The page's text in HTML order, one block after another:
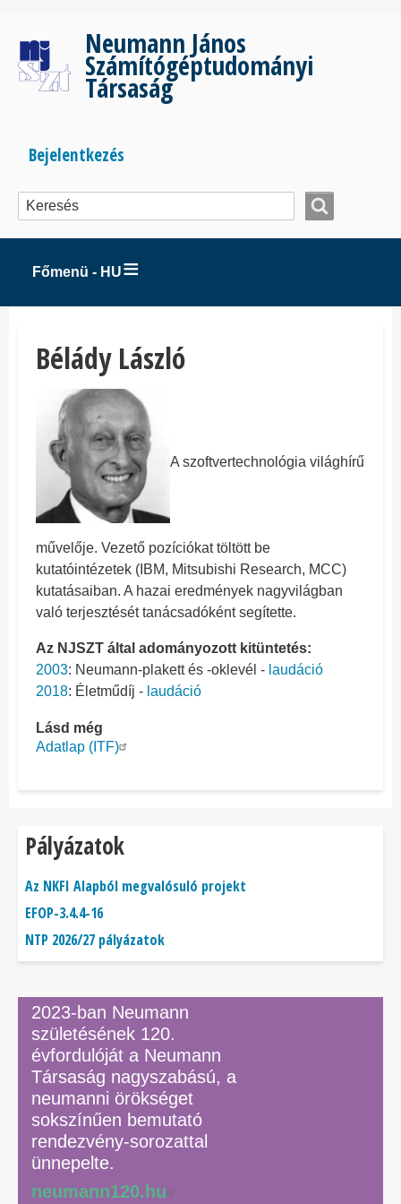
tartalomra
Neumann János
Számítógéptudományi
Társaság
Bejelentkezés
menüje
Bejelentkezés
Főmenü - HU
Bélády László
A szoftvertechnológia világhírű
művelője. Vezető pozíciókat töltött be
kutatóintézetek (IBM, Mitsubishi Research, MCC)
kutatásaiban. A hazai eredmények nagyvilágban
való terjesztését tanácsadóként segítette.
Az NJSZT által adományozott kitüntetés:
2003: Neumann-plakett és -oklevél - laudáció
2018: Életműdíj - laudáció
Lásd még
Adatlap (ITF)
Pályázatok
Az NKFI Alapból megvalósuló projekt
EFOP-3.4.4-16
NTP 2026/27 pályázatok
2023-ban Neumann
születésének 120.
évfordulóját a Neumann
Társaság nagyszabású, a
neumanni örökséget
sokszínűen bemutató
rendezvény-sorozattal
ünnepelte.
neumann120.hu